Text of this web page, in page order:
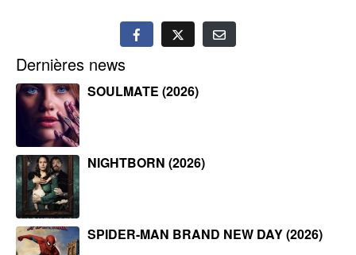
Dernières news
SOULMATE (2026)
NIGHTBORN (2026)
SPIDER-MAN BRAND NEW DAY (2026)